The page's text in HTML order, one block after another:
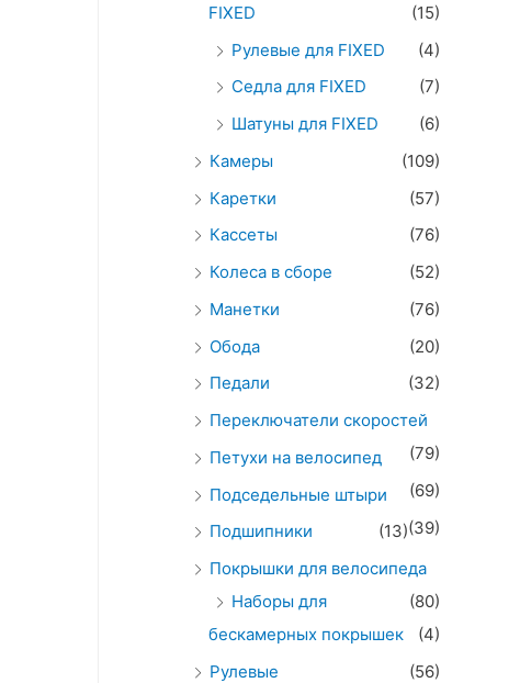
FIXED
(15)
Рулевые для FIXED
(4)
Седла для FIXED
(7)
Шатуны для FIXED
(6)
Камеры
(109)
Каретки
(57)
Кассеты
(76)
Колеса в сборе
(52)
Манетки
(76)
Обода
(20)
Педали
(32)
Переключатели скоростей
(79)
Петухи на велосипед
(69)
Подседельные штыри
(39)
Подшипники
(13)
Покрышки для велосипеда
(80)
Наборы для
бескамерных покрышек
(4)
Рулевые
(56)